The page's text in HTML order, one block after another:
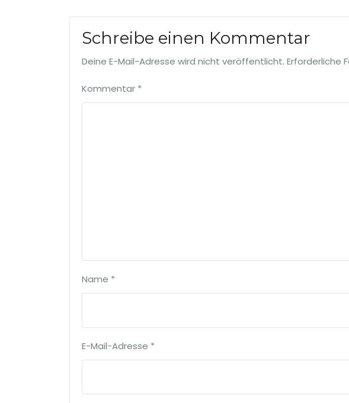
Schreibe einen Kommentar
Deine E-Mail-Adresse wird nicht veröffentlicht. Erforderliche
Kommentar *
Name *
E-Mail-Adresse *